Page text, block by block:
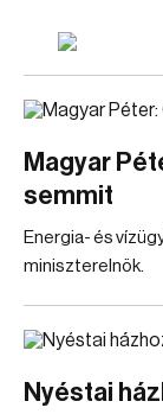
Magyar
semmit
Energia- és
miniszterelnök.
Nyéstai